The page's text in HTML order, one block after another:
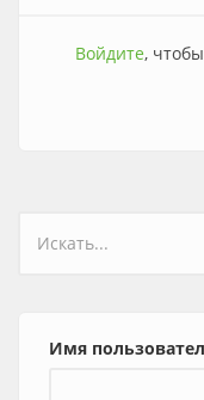
Войдите,
Форма поиска
Имя